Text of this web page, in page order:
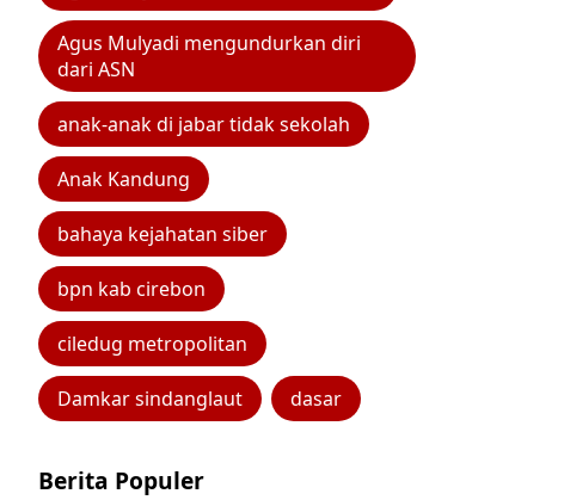
Agus Mulyadi mengundurkan diri
dari ASN
anak-anak di jabar tidak sekolah
Anak Kandung
bahaya kejahatan siber
bpn kab cirebon
ciledug metropolitan
Damkar sindanglaut dasar
Berita Populer